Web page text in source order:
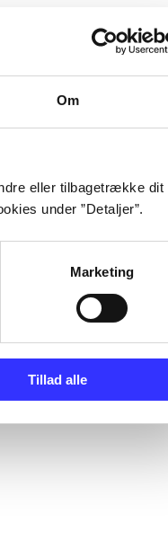
Om
eller tilbagetrække dit
under ”Detaljer”.
Marketing
Tillad alle